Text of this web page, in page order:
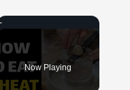
Now Playing